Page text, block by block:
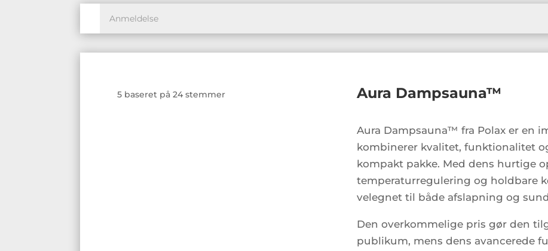
5 baseret på 24 stemmer Aura Dampsauna™
Aura Dampsauna™ fra Polax er en
kombinerer kvalitet, funktionalitet
kompakt pakke. Med dens hurtige
temperaturregulering og holdbare
velegnet til både afslapning og
Den overkommelige pris gør den
publikum, mens dens avancerede